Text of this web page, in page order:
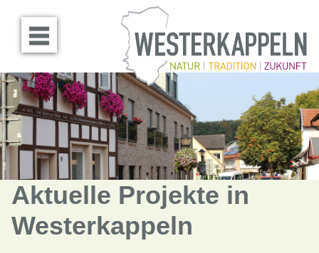
Menü öffnen
Aktuelle Projekte in
Westerkappeln